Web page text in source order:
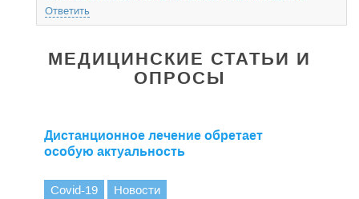
Ответить
МЕДИЦИНСКИЕ СТАТЬИ И
ОПРОСЫ
Дистанционное лечение обретает
особую актуальность
Covid-19 Новости